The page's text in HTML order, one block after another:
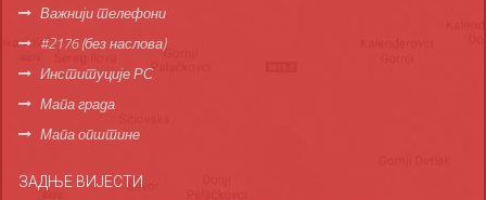
Важнији телефони
#2176 (без наслова)
Институције РС
Мапа града
Мапа општине
ЗАДЊЕ ВИЈЕСТИ